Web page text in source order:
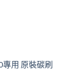
專用 原裝碳刷